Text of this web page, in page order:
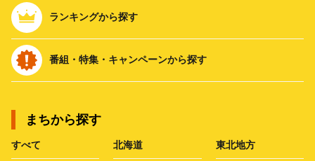
ランキングから探す
番組・特集・キャンペーンから探す
まちから探す
すべて 北海道 東北地方